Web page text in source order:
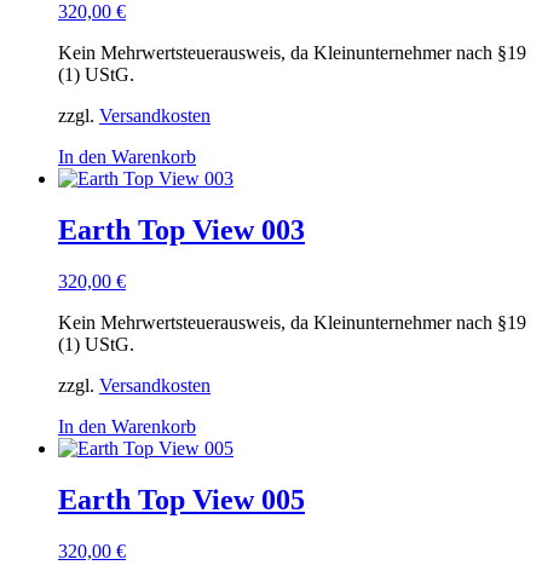
320,00 €
Kein Mehrwertsteuerausweis, da Kleinunternehmer nach §19
(1) UStG.
zzgl. Versandkosten
In den Warenkorb
Earth Top View 003
320,00 €
Kein Mehrwertsteuerausweis, da Kleinunternehmer nach §19
(1) UStG.
zzgl. Versandkosten
In den Warenkorb
Earth Top View 005
320,00 €